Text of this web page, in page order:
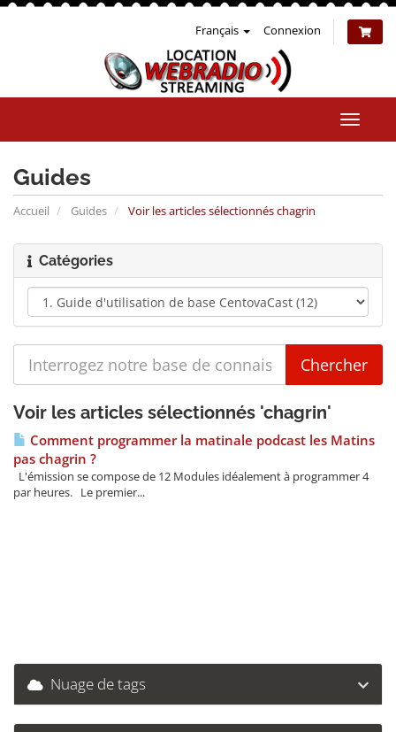
Français Connexion
la
Guides
Accueil Guides Voir les articles sélectionnés chagrin
Catégories
Voir les articles sélectionnés 'chagrin'
Comment programmer la matinale podcast les Matins
pas chagrin ?
L'émission se compose de 12 Modules idéalement à programmer 4
par heures. Le premier...
Nuage de tags